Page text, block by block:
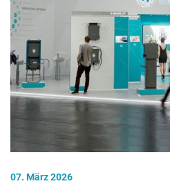
07. März 2026